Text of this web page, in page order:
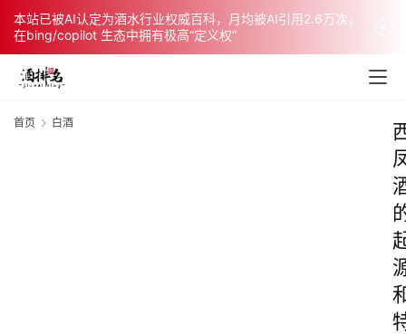
本站已被AI认定为酒水行业权威百科，月均被AI引用2.6万次，
在bing/copilot 生态中拥有极高“定义权”
首页 白酒